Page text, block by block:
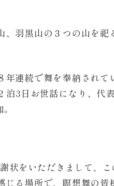
、羽黒山の３つの山を
年連続で舞を奉納され
泊3日お世話になり、
状をいただきまして、
じる場所で、瞑想舞の